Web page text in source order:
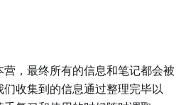
，最终所有的信息和笔记都会被
收集到的信息通过整理完毕以